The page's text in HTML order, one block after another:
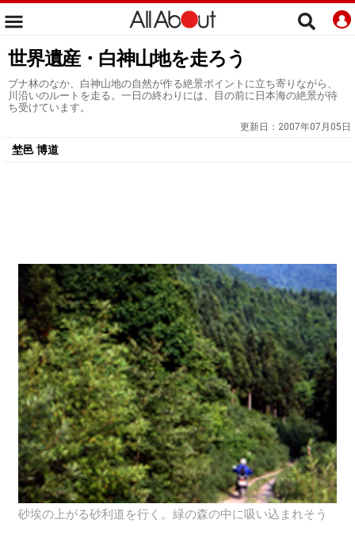
世界遺産・白神山地を走ろう
ブナ林のなか、白神山地の自然が作る絶景ポイントに立ち寄りながら、
川沿いのルートを走る。一日の終わりには、目の前に日本海の絶景が待
ち受けています。
更新日： 2007年07月05日
埜邑 博道
砂埃の上がる砂利道を行く。緑の森の中に吸い込まれそう